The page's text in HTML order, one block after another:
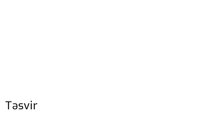
Təsvir